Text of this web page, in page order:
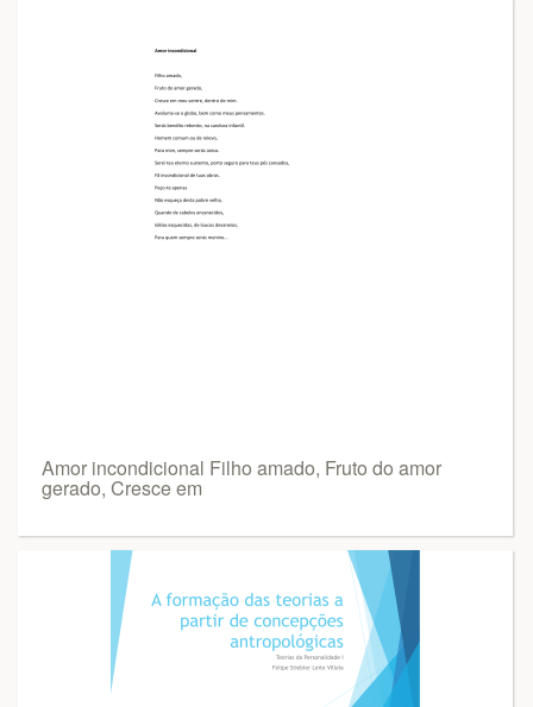
Amor incondicional Filho amado, Fruto do amor
gerado, Cresce em